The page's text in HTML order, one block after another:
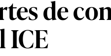
de
ICE